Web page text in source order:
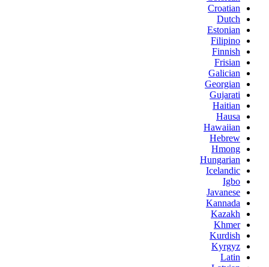
Croatian
Dutch
Estonian
Filipino
Finnish
Frisian
Galician
Georgian
Gujarati
Haitian
Hausa
Hawaiian
Hebrew
Hmong
Hungarian
Icelandic
Igbo
Javanese
Kannada
Kazakh
Khmer
Kurdish
Kyrgyz
Latin